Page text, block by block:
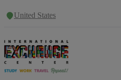
United States